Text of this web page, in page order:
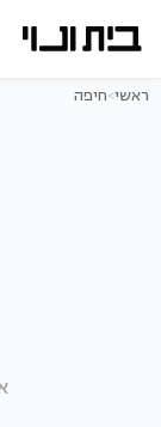
ראשי>חיפה